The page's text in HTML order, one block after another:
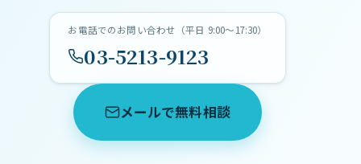
お電話でのお問い合わせ（平日 9:00〜17:30）
03-5213-9123
メールで無料相談